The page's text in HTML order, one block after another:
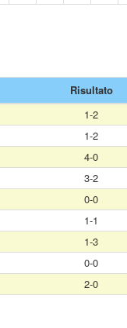
Risultato
1-2
1-2
4-0
3-2
0-0
1-1
1-3
0-0
2-0